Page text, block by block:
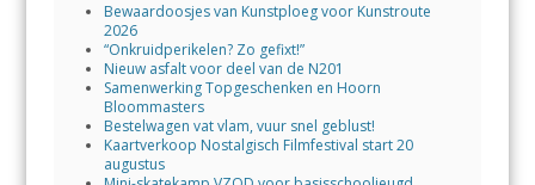
Bewaardoosjes van Kunstploeg voor Kunstroute
2026
“Onkruidperikelen? Zo gefixt!”
Nieuw asfalt voor deel van de N201
Samenwerking Topgeschenken en Hoorn
Bloommasters
Bestelwagen vat vlam, vuur snel geblust!
Kaartverkoop Nostalgisch Filmfestival start 20
augustus